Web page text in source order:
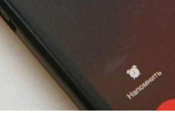
нарастили экспорт:
на 3,6 млн долларов